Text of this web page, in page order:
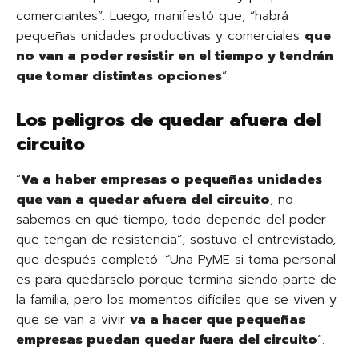
comerciantes”. Luego, manifestó que, “habrá
pequeñas unidades productivas y comerciales que
no van a poder resistir en el tiempo y tendrán
que tomar distintas opciones”.
Los peligros de quedar afuera del
circuito
“Va a haber empresas o pequeñas unidades
que van a quedar afuera del circuito, no
sabemos en qué tiempo, todo depende del poder
que tengan de resistencia”, sostuvo el entrevistado,
que después completó: “Una PyME si toma personal
es para quedarselo porque termina siendo parte de
la familia, pero los momentos difíciles que se viven y
que se van a vivir va a hacer que pequeñas
empresas puedan quedar fuera del circuito”.